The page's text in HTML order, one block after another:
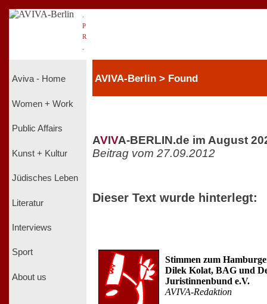
P
R
Aviva - Home
Women + Work
Public Affairs
Kunst + Kultur
Jüdisches Leben
Literatur
Interviews
Sport
About us
AVIVA-Berlin > Found
AVIVA-BERLIN.de im August
Beitrag vom 27.09.2012
Dieser Text wurde hinterlegt:
Stimmen zum
Dilek Kolat, BAG und
Juristinnenbund e.V.
AVIVA-Redaktion